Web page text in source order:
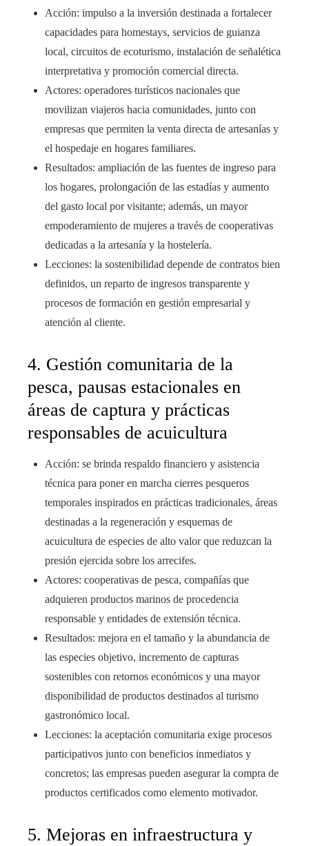
Acción: impulso a la inversión destinada a fortalecer
capacidades para homestays, servicios de guianza
local, circuitos de ecoturismo, instalación de señalética
interpretativa y promoción comercial directa.
Actores: operadores turísticos nacionales que
movilizan viajeros hacia comunidades, junto con
empresas que permiten la venta directa de artesanías y
el hospedaje en hogares familiares.
Resultados: ampliación de las fuentes de ingreso para
los hogares, prolongación de las estadías y aumento
del gasto local por visitante; además, un mayor
empoderamiento de mujeres a través de cooperativas
dedicadas a la artesanía y la hostelería.
Lecciones: la sostenibilidad depende de contratos bien
definidos, un reparto de ingresos transparente y
procesos de formación en gestión empresarial y
atención al cliente.
4. Gestión comunitaria de la
pesca, pausas estacionales en
áreas de captura y prácticas
responsables de acuicultura
Acción: se brinda respaldo financiero y asistencia
técnica para poner en marcha cierres pesqueros
temporales inspirados en prácticas tradicionales, áreas
destinadas a la regeneración y esquemas de
acuicultura de especies de alto valor que reduzcan la
presión ejercida sobre los arrecifes.
Actores: cooperativas de pesca, compañías que
adquieren productos marinos de procedencia
responsable y entidades de extensión técnica.
Resultados: mejora en el tamaño y la abundancia de
las especies objetivo, incremento de capturas
sostenibles con retornos económicos y una mayor
disponibilidad de productos destinados al turismo
gastronómico local.
Lecciones: la aceptación comunitaria exige procesos
participativos junto con beneficios inmediatos y
concretos; las empresas pueden asegurar la compra de
productos certificados como elemento motivador.
5. Mejoras en infraestructura y